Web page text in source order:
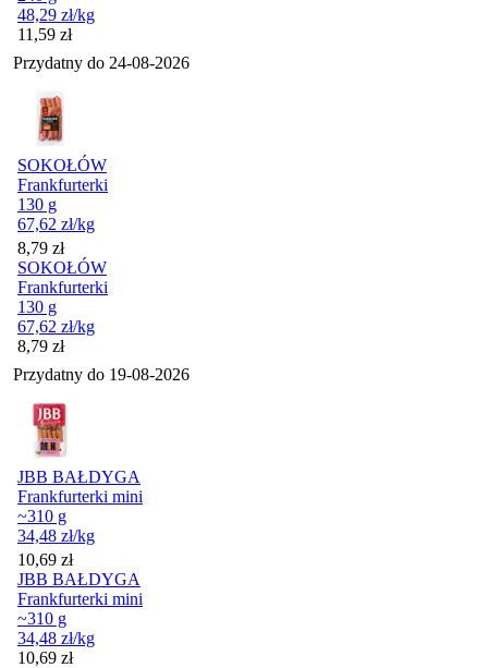
48,29 zł/kg
Cena
11,59 zł
Przydatny do 24-08-2026
SOKOŁÓW
Frankfurterki
130 g
67,62 zł/kg
Cena
8,79 zł
SOKOŁÓW
Frankfurterki
130 g
67,62 zł/kg
Cena
8,79 zł
Przydatny do 19-08-2026
JBB BAŁDYGA
Frankfurterki mini
~310 g
34,48 zł/kg
Cena
10,69 zł
JBB BAŁDYGA
Frankfurterki mini
~310 g
34,48 zł/kg
Cena
10,69 zł